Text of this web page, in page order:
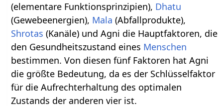
(elementare Funktionsprinzipien), Dhatu
(Gewebeenergien), Mala (Abfallprodukte),
Shrotas (Kanäle) und Agni die Hauptfaktoren, die
den Gesundheitszustand eines Menschen
bestimmen. Von diesen fünf Faktoren hat Agni
die größte Bedeutung, da es der Schlüsselfaktor
für die Aufrechterhaltung des optimalen
Zustands der anderen vier ist.